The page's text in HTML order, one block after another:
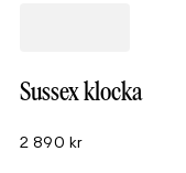
Sussex klocka
2 890 kr